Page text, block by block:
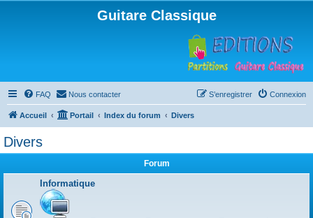
Guitare Classique
FAQ Nous contacter Connexion
S’enregistrer
Accueil Portail Index du forum Divers
Divers
Forum
Informatique